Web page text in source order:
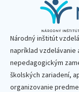
Národný inštitút
napríklad
nepedagogickým
školských zariadení,
organizovanie